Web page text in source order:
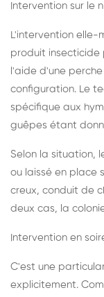
Intervention sur le
L'intervention elle-
produit insecticide
l'aide d'une
configuration. Le
spécifique aux
guêpes étant
Selon la situation,
ou laissé en place
creux, conduit de
deux cas, la
Intervention en
C'est une
explicitement.